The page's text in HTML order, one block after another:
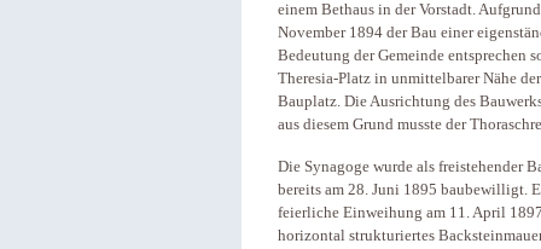
einem Bethaus in der Vorstadt.
November 1894 der Bau einer
Bedeutung der Gemeinde entsprechen
Theresia-Platz in unmittelbarer Nähe
Bauplatz. Die Ausrichtung des
aus diesem Grund musste der
Die Synagoge wurde als freistehender
bereits am 28. Juni 1895 baubewilligt.
feierliche Einweihung am 11. April
horizontal strukturiertes